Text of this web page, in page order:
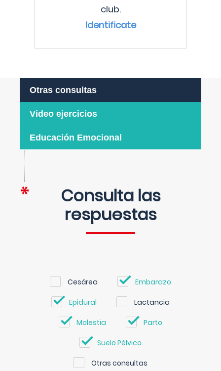
club.
Identificate
Otras consultas
Video ejercicios
Educación Emocional
Consulta las
respuestas
Cesárea Embarazo
Epidural Lactancia
Molestia Parto
Suelo Pélvico
Otras consultas